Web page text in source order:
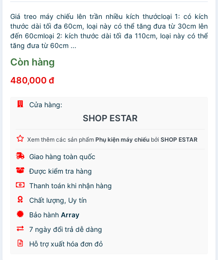
Giá treo máy chiếu lên trần nhiều kích thướcloại 1: có kích
thước dài tối đa 60cm, loại này có thể tăng đưa từ 30cm lên
đến 60cmloại 2: kích thước dài tối đa 110cm, loại này có thể
tăng đưa từ 60cm ...
Còn hàng
480,000 đ
Cửa hàng:
SHOP ESTAR
Xem thêm các sản phẩm Phụ kiện máy chiếu bởi SHOP ESTAR
Giao hàng toàn quốc
Được kiểm tra hàng
Thanh toán khi nhận hàng
Chất lượng, Uy tín
Bảo hành Array
7 ngày đổi trả dễ dàng
Hỗ trợ xuất hóa đơn đỏ